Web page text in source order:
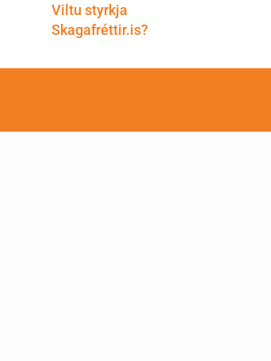
Viltu styrkja
Skagafréttir.is?